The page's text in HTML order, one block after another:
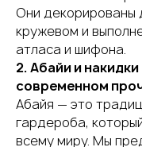
Они декорированы
кружевом и
атласа и шифона.
2. Абайи и
современном
Абайя — это
гардероба,
всему миру. Мы